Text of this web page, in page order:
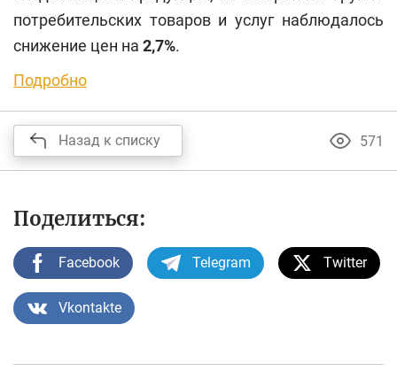
потребительских товаров и услуг наблюдалось
снижение цен на 2,7%.
Подробно
Назад к списку 571
Поделиться:
Facebook Telegram Twitter
Vkontakte